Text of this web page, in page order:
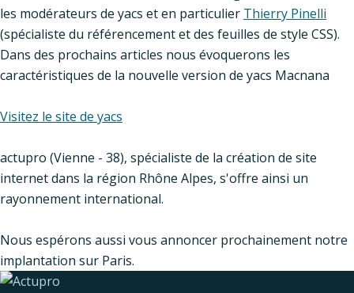
les modérateurs de yacs et en particulier Thierry Pinelli
(spécialiste du référencement et des feuilles de style CSS).
Dans des prochains articles nous évoquerons les
caractéristiques de la nouvelle version de yacs Macnana
Visitez le site de yacs
actupro (Vienne - 38), spécialiste de la création de site
internet dans la région Rhône Alpes, s'offre ainsi un
rayonnement international.
Nous espérons aussi vous annoncer prochainement notre
implantation sur Paris.